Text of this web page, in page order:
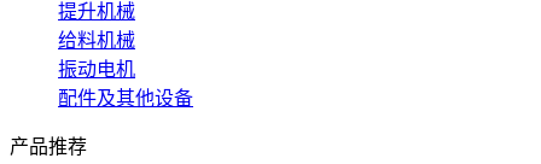
提升机械
给料机械
振动电机
配件及其他设备
产品推荐